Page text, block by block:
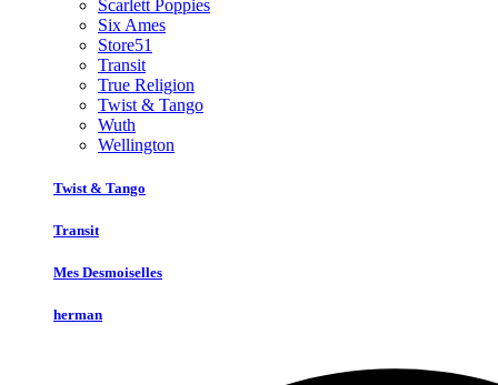
Scarlett Poppies
Six Ames
Store51
Transit
True Religion
Twist & Tango
Wuth
Wellington
Twist & Tango
Transit
Mes Desmoiselles
herman